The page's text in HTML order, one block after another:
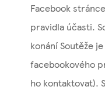
Facebook
pravidla účasti.
konání Soutěže
facebookového
ho kontaktovat).